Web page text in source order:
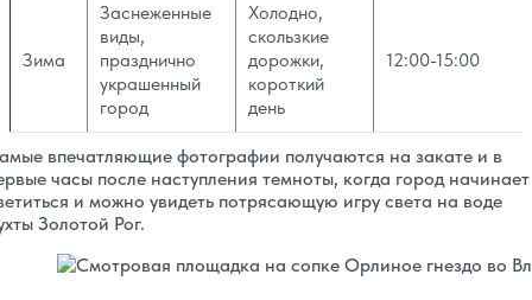
Зима
Заснеженные
виды,
празднично
украшенный
город
Холодно,
скользкие
дорожки,
короткий
день
12:00-15:00
впечатляющие фотографии получаются на закате и в
часы после наступления темноты, когда город начинает
и можно увидеть потрясающую игру света на воде
Золотой Рог.